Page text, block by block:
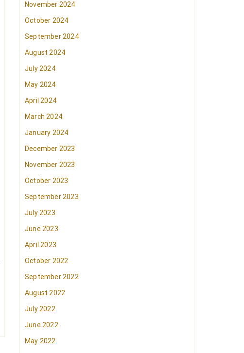
November 2024
October 2024
September 2024
August 2024
July 2024
May 2024
April 2024
March 2024
January 2024
December 2023
November 2023
October 2023
September 2023
July 2023
June 2023
April 2023
October 2022
September 2022
August 2022
July 2022
June 2022
May 2022